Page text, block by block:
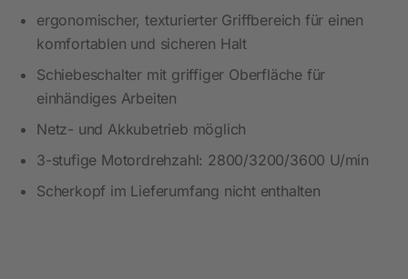
ergonomischer, texturierter Griffbereich für einen
komfortablen und sicheren Halt
Schiebeschalter mit griffiger Oberfläche für
einhändiges Arbeiten
Netz- und Akkubetrieb möglich
3-stufige Motordrehzahl: 2800/3200/3600 U/min
Scherkopf im Lieferumfang nicht enthalten